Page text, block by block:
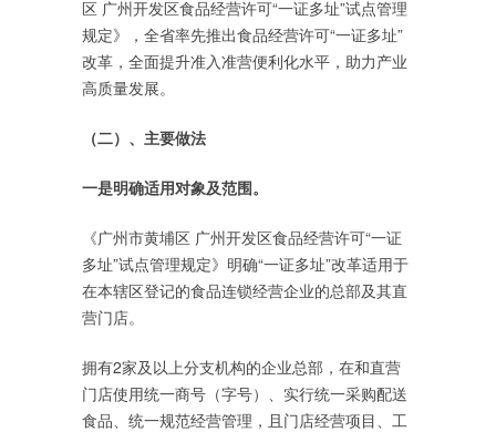
区 广州开发区食品经营许可“一证多址”试点管理
规定》，全省率先推出食品经营许可“一证多址”
改革，全面提升准入准营便利化水平，助力产业
高质量发展。
（二）、主要做法
一是明确适用对象及范围。
《广州市黄埔区 广州开发区食品经营许可“一证
多址”试点管理规定》明确“一证多址”改革适用于
在本辖区登记的食品连锁经营企业的总部及其直
营门店。
拥有2家及以上分支机构的企业总部，在和直营
门店使用统一商号（字号）、实行统一采购配送
食品、统一规范经营管理，且门店经营项目、工